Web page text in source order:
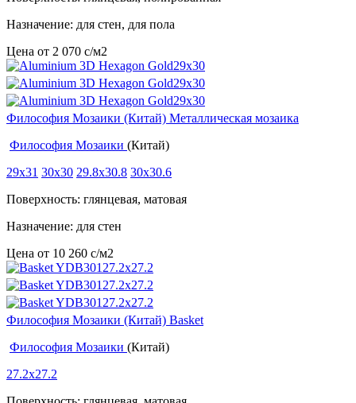
Назначение: для стен, для пола
Цена от 2 070 c/м2
Философия Мозаики (Китай) Металлическая мозаика
Философия Мозаики (Китай)
29x31 30x30 29.8x30.8 30x30.6
Поверхность: глянцевая, матовая
Назначение: для стен
Цена от 10 260 c/м2
Философия Мозаики (Китай) Basket
Философия Мозаики (Китай)
27.2x27.2